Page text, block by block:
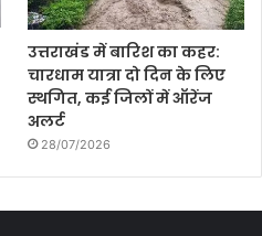
उत्तराखंड में बारिश का कहर:
चारधाम यात्रा दो दिन के लिए
स्थगित, कई जिलों में ऑरेंज
अलर्ट
28/07/2026